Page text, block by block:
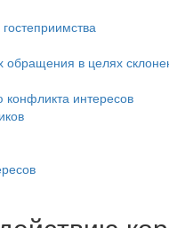
в целях
интересов